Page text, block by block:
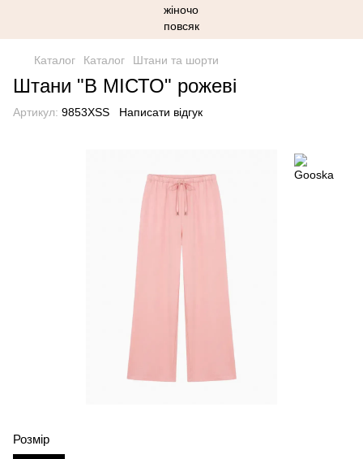
Каталог Каталог Штани та шорти
Штани "В МІСТО" рожеві
Артикул: 9853XSS Написати відгук
Розмір